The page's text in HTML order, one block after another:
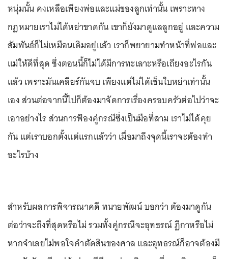
หนุ่มนั้น คงเหลือเพียงพ่อและแม่ของลูกเท่านั้น เพราะทาง
กฎหมายเราไม่ได้หย่าขาดกัน เขาก็ยังมาดูแลลูกอยู่ และความ
สัมพันธ์ก็ไม่เหมือนเดิมอยู่แล้ว เราก็พยายามทำหน้าที่พ่อและ
แม่ให้ดีที่สุด ซึ่งตอนนี้ก็ไม่ได้มีการทะเลาะหรือเถียงอะไรกัน
แล้ว เพราะมันเคลียร์กันจบ เพียงแต่ไม่ได้เซ็นใบหย่าเท่านั้น
เอง ส่วนต่อจากนี้ไปก็ต้องมาจัดการเรื่องครอบครัวต่อไปว่าจะ
เอาอย่างไร ส่วนการฟ้องคู่กรณีซึ่งเป็นมือที่สาม เราไม่ได้คุย
กัน แต่เราบอกตั้งแต่แรกแล้วว่า เมื่อมาถึงจุดนี้เราจะต้องทำ
อะไรบ้าง
สำหรับผลการพิจารณาคดี ทนายพัฒน์ บอกว่า ต้องมาดูกัน
ต่อว่าจะถึงที่สุดหรือไม่ รวมทั้งคู่กรณีจะอุทธรณ์ ฎีกาหรือไม่
หากจำเลยไม่พอใจคำตัดสินของศาล และอุทธรณ์ก็อาจต้องมี